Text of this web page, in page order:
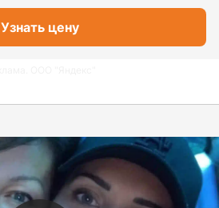
Узнать цену